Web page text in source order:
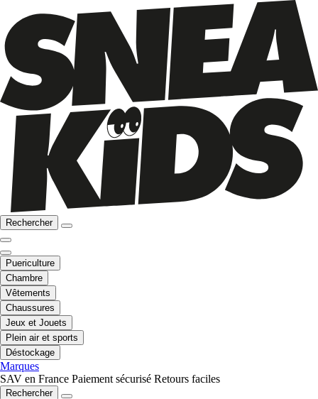
Rechercher
Puericulture
Chambre
Vêtements
Chaussures
Jeux et Jouets
Plein air et sports
Déstockage
Marques
SAV en France Paiement sécurisé Retours faciles
Rechercher